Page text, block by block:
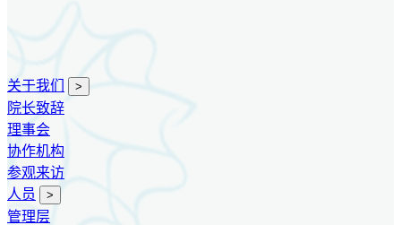
关于我们 >
院长致辞
理事会
协作机构
参观来访
人员
>
管理层